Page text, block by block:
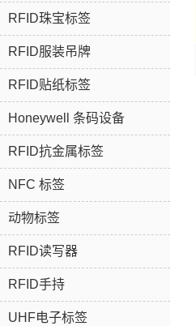
RFID珠宝标签
RFID服装吊牌
RFID贴纸标签
Honeywell 条码设备
RFID抗金属标签
NFC 标签
动物标签
RFID读写器
RFID手持
UHF电子标签